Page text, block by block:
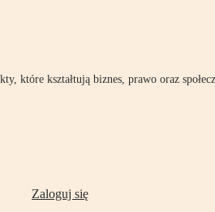
które kształtują biznes, prawo oraz
Zaloguj się